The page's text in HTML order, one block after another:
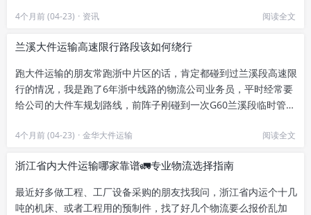
4个月前 (04-23) · 资讯 阅读全文
兰溪大件运输高速限行路段该如何绕行
跑大件运输的朋友常跑浙中片区的话，肯定都碰到过兰溪段高速限
行的情况，我是跑了6年浙中线路的物流公司业务员，平时经常要
给公司的大件车规划路线，前阵子刚碰到一次G60兰溪段临时管
4个月前 (04-23) · 金华大件运输 阅读全文
浙江省内大件运输哪家靠谱🚛专业物流选择指南
最近好多做工程、工厂设备采购的朋友找我问，浙江省内运个十几
吨的机床、或者工程用的预制件，找了好几个物流要么报价乱加